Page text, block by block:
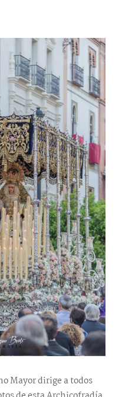
Mayor dirige a todos